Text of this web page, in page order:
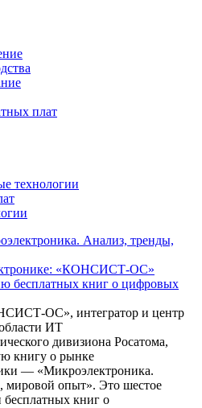
плат
технологии
«КОНСИСТ-ОС»
бесплатных книг о цифровых
ОС», интегратор и центр
ИТ
дивизиона Росатома,
книгу о рынке
— «Микроэлектроника.
мировой опыт». Это шестое
бесплатных книг о